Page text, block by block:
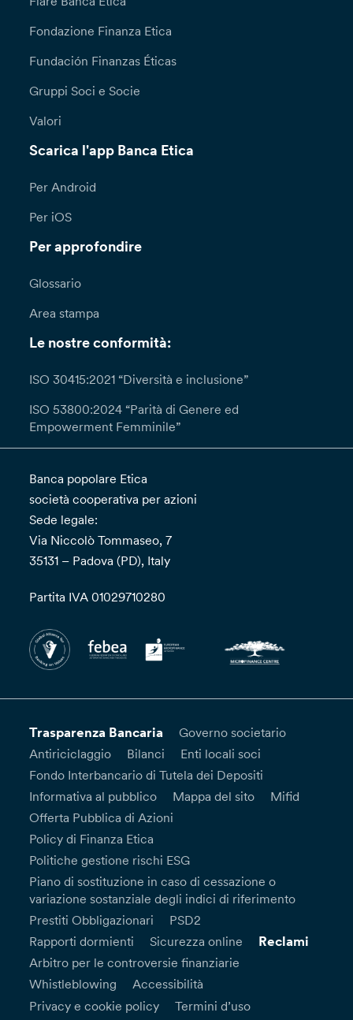
Fondazione Finanza Etica
Fundación Finanzas Éticas
Gruppi Soci e Socie
Valori
Scarica l'app Banca Etica
Per Android
Per iOS
Per approfondire
Glossario
Area stampa
Le nostre conformità:
ISO 30415:2021 “Diversità e inclusione”
ISO 53800:2024 “Parità di Genere ed
Empowerment Femminile”
Banca popolare Etica
società cooperativa per azioni
Sede legale:
Via Niccolò Tommaseo, 7
35131 – Padova (PD), Italy
Partita IVA 01029710280
Trasparenza Bancaria
Governo societario
Antiriciclaggio
Bilanci
Enti locali soci
Fondo Interbancario di Tutela dei Depositi
Informativa al pubblico
Mappa del sito
Mifid
Offerta Pubblica di Azioni
Policy di Finanza Etica
Politiche gestione rischi ESG
Piano di sostituzione in caso di cessazione o
variazione sostanziale degli indici di riferimento
Prestiti Obbligazionari
PSD2
Rapporti dormienti
Sicurezza online Reclami
Arbitro per le controversie finanziarie
Whistleblowing
Accessibilità
Privacy e cookie policy
Termini d’uso